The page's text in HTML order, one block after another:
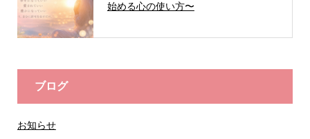
始める心の使い方〜
ブログ
お知らせ